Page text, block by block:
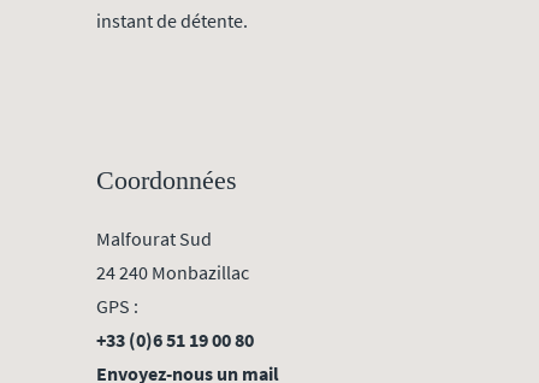
instant de détente.
Coordonnées
Malfourat Sud
24 240 Monbazillac
GPS :
+33 (0)6 51 19 00 80
Envoyez-nous un mail